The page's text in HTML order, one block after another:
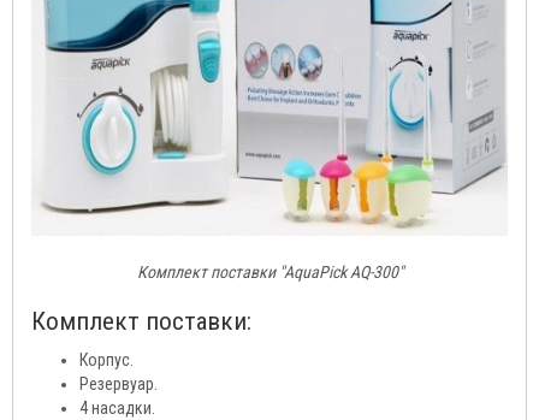
Комплект поставки "AquaPick AQ-300"
Комплект поставки:
Корпус.
Резервуар.
4 насадки.